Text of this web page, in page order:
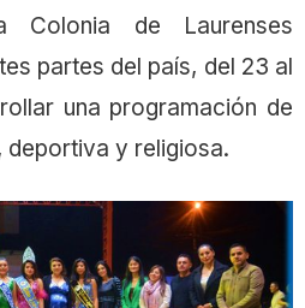
de Laurenses
partes del país, del 23 al
una programación de
deportiva y religiosa.